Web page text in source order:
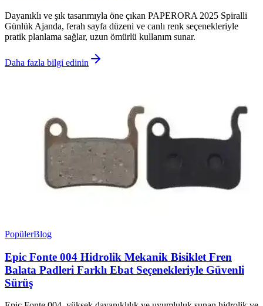
Dayanıklı ve şık tasarımıyla öne çıkan PAPERORA 2025 Spiralli
Günlük Ajanda, ferah sayfa düzeni ve canlı renk seçenekleriyle
pratik planlama sağlar, uzun ömürlü kullanım sunar.
Daha fazla bilgi edinin
PopülerBlog
Epic Fonte 004 Hidrolik Mekanik Bisiklet Fren
Balata Padleri Farklı Ebat Seçenekleriyle Güvenli
Sürüş